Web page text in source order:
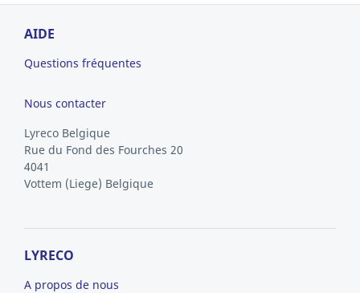
AIDE
Questions fréquentes
Nous contacter
Lyreco Belgique
Rue du Fond des Fourches 20
4041
Vottem (Liege) Belgique
LYRECO
A propos de nous